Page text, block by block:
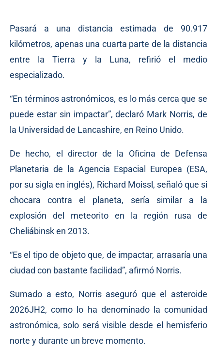
Pasará a una distancia estimada de 90.917
kilómetros, apenas una cuarta parte de la distancia
entre la Tierra y la Luna, refirió el medio
especializado.
“En términos astronómicos, es lo más cerca que se
puede estar sin impactar”, declaró Mark Norris, de
la Universidad de Lancashire, en Reino Unido.
De hecho, el director de la Oficina de Defensa
Planetaria de la Agencia Espacial Europea (ESA,
por su sigla en inglés), Richard Moissl, señaló que si
chocara contra el planeta, sería similar a la
explosión del meteorito en la región rusa de
Cheliábinsk en 2013.
“Es el tipo de objeto que, de impactar, arrasaría una
ciudad con bastante facilidad”, afirmó Norris.
Sumado a esto, Norris aseguró que el asteroide
2026JH2, como lo ha denominado la comunidad
astronómica, solo será visible desde el hemisferio
norte y durante un breve momento.